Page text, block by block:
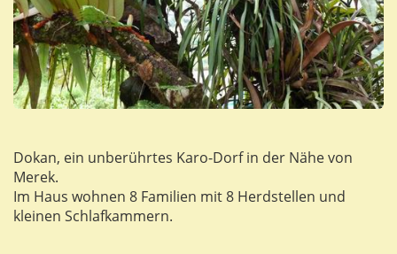
Dokan, ein unberührtes Karo-Dorf in der Nähe von
Merek.
Im Haus wohnen 8 Familien mit 8 Herdstellen und
kleinen Schlafkammern.